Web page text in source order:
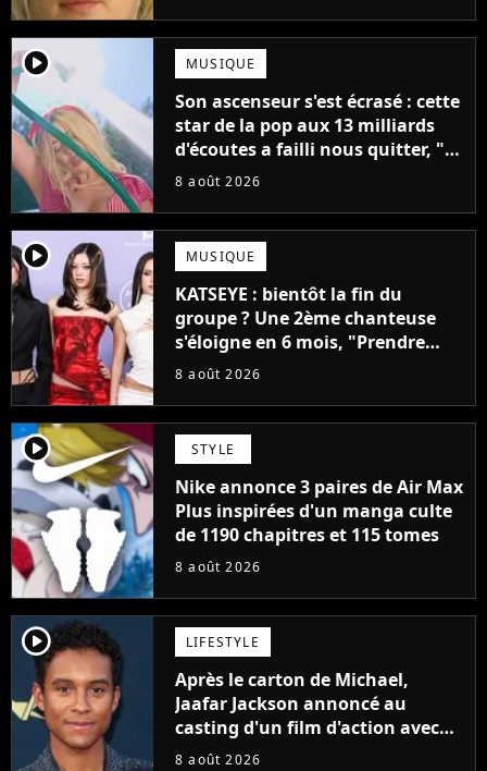
player2 MUSIQUE
Son ascenseur s'est écrasé : cette
star de la pop aux 13 milliards
d'écoutes a failli nous quitter, "Je
pensais ne plus jamais chanter"
8 août 2026
player2 MUSIQUE
KATSEYE : bientôt la fin du
groupe ? Une 2ème chanteuse
s'éloigne en 6 mois, "Prendre
cette décision n’a pas été facile"
8 août 2026
player2 STYLE
Nike annonce 3 paires de Air Max
Plus inspirées d'un manga culte
de 1190 chapitres et 115 tomes
8 août 2026
player2 LIFESTYLE
Après le carton de Michael,
Jaafar Jackson annoncé au
casting d'un film d'action avec
Will Smith
8 août 2026